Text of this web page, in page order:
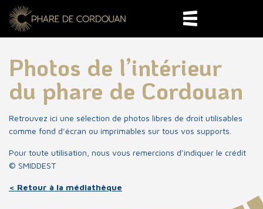
Patrimoine mondial
Photos de l’intérieur
du phare de Cordouan
Retrouvez ici une sélection de photos libres de droit utilisables
comme fond d’écran ou imprimables sur tous vos supports.
Pour toute utilisation, nous vous remercions d’indiquer le crédit
© SMIDDEST
< Retour à la médiathèque